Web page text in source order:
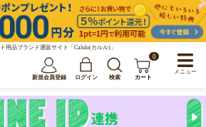
用品ブランド通販サイト「Calulu(カルル)」
新規会員登録 ログイン 検索
0
カート
メニュー